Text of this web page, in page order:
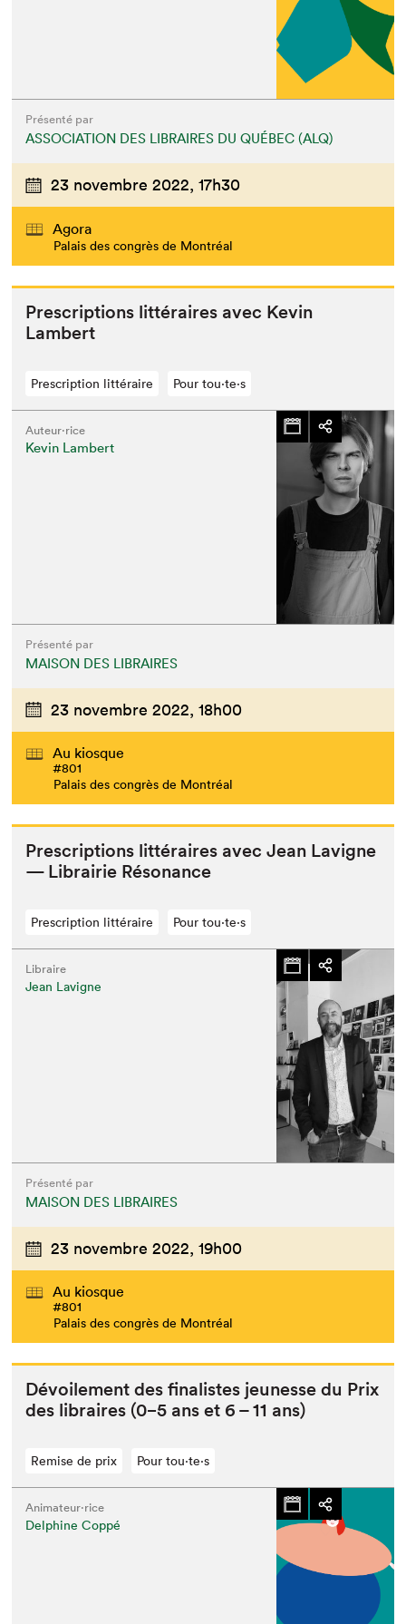
Que cherchez-vous?
Présenté par
ASSOCIATION DES LIBRAIRES DU QUÉBEC (ALQ)
23 novembre 2022, 17h30
Agora
Palais des congrès de Montréal
Pre­scrip­tions lit­téraires avec Kevin
Lambert
Prescription littéraire Pour tou⋅te⋅s
Auteur·rice
Kevin Lambert
Présenté par
MAISON DES LIBRAIRES
23 novembre 2022, 18h00
Au kiosque
#801
Palais des congrès de Montréal
Pre­scrip­tions lit­téraires avec Jean Lav­i­gne
— Librairie Résonance
Prescription littéraire Pour tou⋅te⋅s
Libraire
Jean Lavigne
Présenté par
MAISON DES LIBRAIRES
23 novembre 2022, 19h00
Au kiosque
#801
Palais des congrès de Montréal
Dévoile­ment des final­istes jeunesse du Prix
des libraires (0−5 ans et 6 –11 ans)
Remise de prix Pour tou⋅te⋅s
Animateur⋅rice
Delphine Coppé